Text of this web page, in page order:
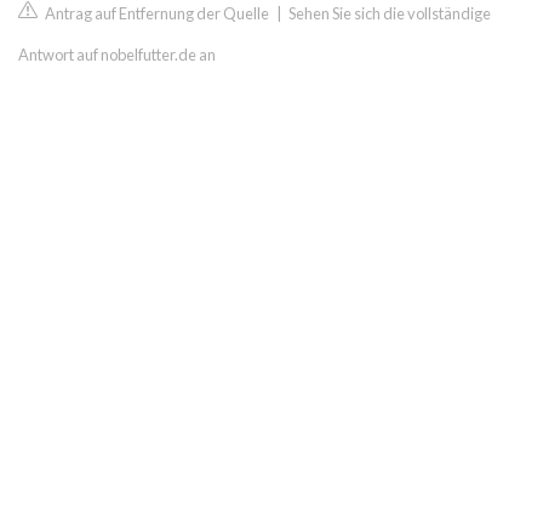
Antrag auf Entfernung der Quelle Sehen Sie sich die vollständige
Antwort auf nobelfutter.de an